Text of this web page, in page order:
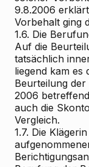
9.8.2006
Vorbehalt ging
1.6. Die
Auf die
tatsächlich
liegend kam es
Beurteilung
2006
auch die
Vergleich.
1.7. Die